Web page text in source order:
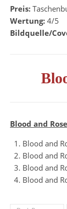
Preis:
Wertung: 4/5
Bildquelle/
Blood and
Blood and
Blood and
Blood and
Blood and